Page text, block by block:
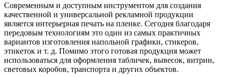
Современным и доступным инструментом для создания
качественной и универсальной рекламной продукции
является интерьерная печать на пленке. Сегодня благодаря
передовым технологиям это один из самых практичных
вариантов изготовления напольной графики, стикеров,
этикеток и т. д. Помимо этого готовая продукция может
использоваться для оформления табличек, вывесок, витрин,
световых коробов, транспорта и других объектов.